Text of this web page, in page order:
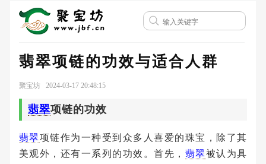
翡翠项链的功效与适合人群
聚宝坊 2024-03-17 20:48:15
翡翠项链的功效
翡翠项链作为一种受到众多人喜爱的珠宝，除了其
美观外，还有一系列的功效。首先， 翡翠被认为具